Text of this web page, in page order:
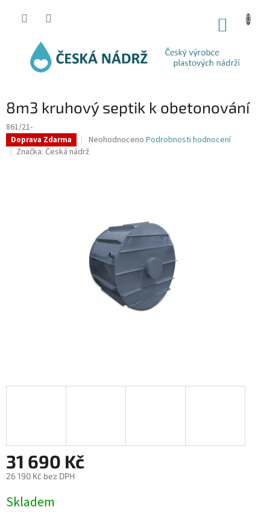
8m3 kruhový septik k obetonování
861/21-
Doprava Zdarma
Průměrné
hodnocení
Neohodnoceno Podrobnosti hodnocení
Značka: Česká nádrž
31 690 Kč
26 190 Kč bez DPH
cena:
Skladem